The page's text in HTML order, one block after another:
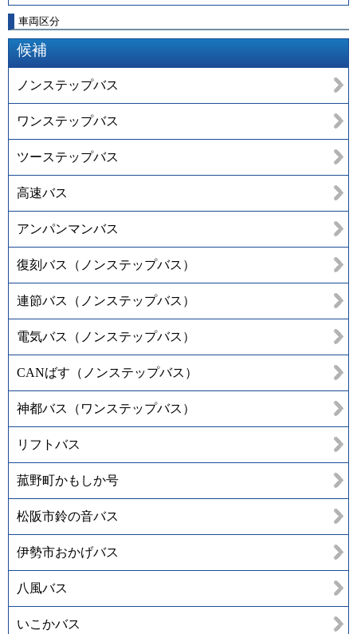
車両区分
候補
ノンステップバス
ワンステップバス
ツーステップバス
高速バス
アンパンマンバス
復刻バス（ノンステップバス）
連節バス（ノンステップバス）
電気バス（ノンステップバス）
CANばす（ノンステップバス）
神都バス（ワンステップバス）
リフトバス
菰野町かもしか号
松阪市鈴の音バス
伊勢市おかげバス
八風バス
いこかバス